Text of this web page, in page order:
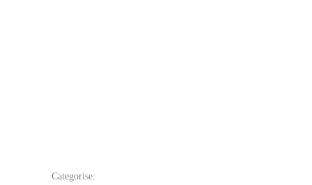
Categorise: